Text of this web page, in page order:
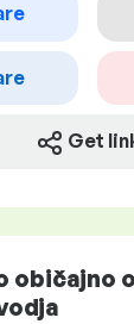
Get
običajno